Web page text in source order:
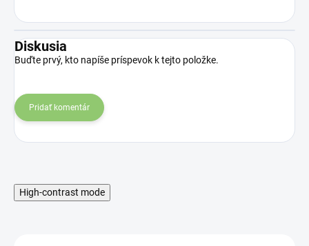
Diskusia
Buďte prvý, kto napíše príspevok k tejto položke.
Pridať komentár
High-contrast mode